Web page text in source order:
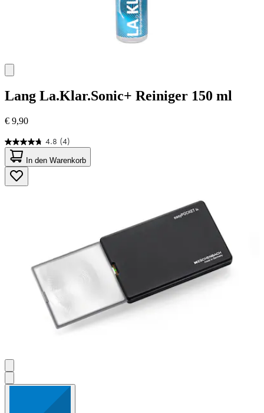
Lang La.Klar.Sonic+ Reiniger 150 ml
€ 9,90
4.8 (4)
4.8
von
5
Sternen.
4
In den Warenkorb